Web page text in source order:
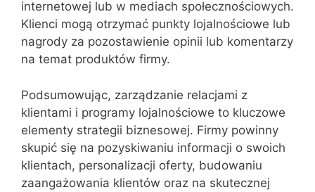
internetowej lub w mediach społecznościowych.
Klienci mogą otrzymać punkty lojalnościowe lub
nagrody za pozostawienie opinii lub komentarzy
na temat produktów firmy.
Podsumowując, zarządzanie relacjami z
klientami i programy lojalnościowe to kluczowe
elementy strategii biznesowej. Firmy powinny
skupić się na pozyskiwaniu informacji o swoich
klientach, personalizacji oferty, budowaniu
zaangażowania klientów oraz na skutecznej